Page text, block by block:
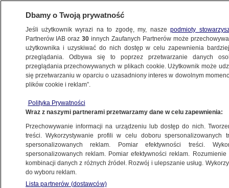
METEO
PROGNOZA
W nocy mróz zetnie nie tylko przy gruncie
4.05.2025, 10:20
Udostępnij
Dbamy o Twoją prywatność
Jeśli użytkownik wyrazi na to zgodę, my, naszepodmioty
Partnerów IAB oraz30 innych Zaufanych Partnerów może
użytkownika i uzyskiwać do nich dostęp w celu zapewnienia
przeglądania. Odbywa się to poprzez przetwarzanie danych
przeglądania przechowywanych w plikach cookie. Użytkownik może
się przetwarzaniu w oparciu o uzasadniony interes w dowolnym
plików cookie i reklam”.
Polityka Prywatności
Wraz z naszymi partnerami przetwarzamy dane w celu zapewnienia:
Przechowywanie informacji na urządzeniu lub dostęp do nich.
treści. Wykorzystywanie profili w celu doboru spersonalizowanych
spersonalizowanych reklam. Pomiar efektywności treści.
spersonalizowanych reklam. Pomiar efektywności reklam.
kombinacji danych z różnych źródeł. Rozwój i ulepszanie usług.
do wyboru reklam.
Lista partnerów (dostawców)